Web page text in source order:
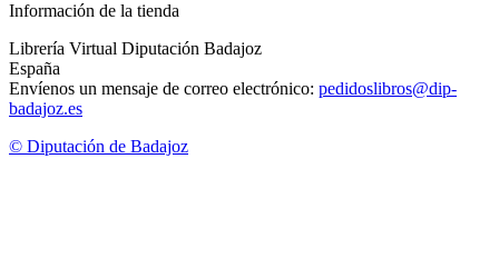
Información de la tienda
Librería Virtual Diputación Badajoz
España
Envíenos un mensaje de correo electrónico: pedidoslibros@dip-
badajoz.es
© Diputación de Badajoz